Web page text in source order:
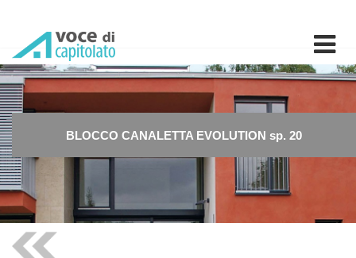
BLOCCO CANALETTA EVOLUTION sp. 20